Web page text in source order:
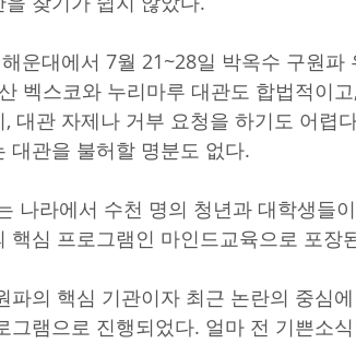
운대에서 7월 21~28일 박옥수 구원파
벡스코와 누리마루 대관도 합법적이
대관 자제나 거부 요청을 하기도 어렵
대관을 불허할 명분도 없다.
나라에서 수천 명의 청년과 대학생들
핵심 프로그램인 마인드교육으로 포장
파의 핵심 기관이자 최근 논란의 중심
그램으로 진행되었다. 얼마 전 기쁜소